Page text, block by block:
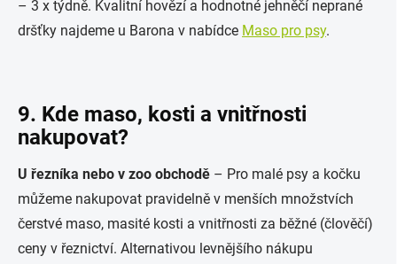
– 3 x týdně. Kvalitní hovězí a hodnotné jehněčí neprané
dršťky najdeme u Barona v nabídce Maso pro psy.
9. Kde maso, kosti a vnitřnosti
nakupovat?
U řezníka nebo v zoo obchodě – Pro malé psy a kočku
můžeme nakupovat pravidelně v menších množstvích
čerstvé maso, masité kosti a vnitřnosti za běžné (člověčí)
ceny v řeznictví. Alternativou levnějšího nákupu